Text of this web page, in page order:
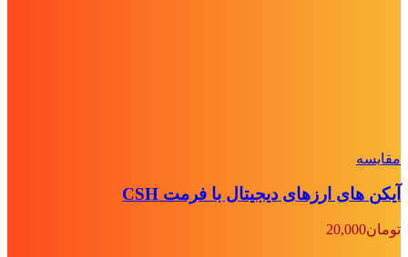
مقايسه
آیکن های ارزهای دیجیتال با فرمت CSH
تومان20,000